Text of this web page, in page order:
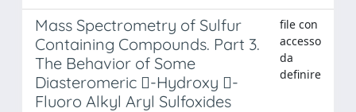
Mass Spectrometry of Sulfur
Containing Compounds. Part 3.
The Behavior of Some
Diasteromeric -Hydroxy -
Fluoro Alkyl Aryl Sulfoxides
file con
accesso
da
definire